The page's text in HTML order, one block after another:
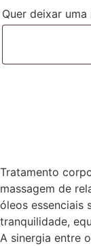
Quer deixar
Tratamento
massagem de
óleos essenciais
tranquilidade,
A sinergia entre